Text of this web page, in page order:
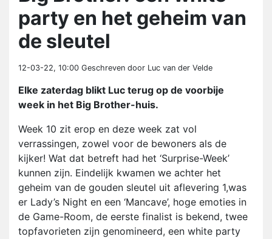
party en het geheim van
de sleutel
12-03-22, 10:00 Geschreven door Luc van der Velde
Elke zaterdag blikt Luc terug op de voorbije
week in het Big Brother-huis.
Week 10 zit erop en deze week zat vol
verrassingen, zowel voor de bewoners als de
kijker! Wat dat betreft had het ‘Surprise-Week’
kunnen zijn. Eindelijk kwamen we achter het
geheim van de gouden sleutel uit aflevering 1,was
er Lady’s Night en een ‘Mancave’, hoge emoties in
de Game-Room, de eerste finalist is bekend, twee
topfavorieten zijn genomineerd, een white party